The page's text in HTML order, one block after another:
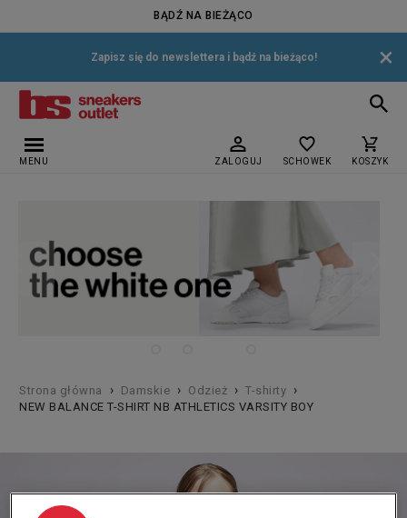
BĄDŹ NA BIEŻĄCO
Zapisz się do newslettera i bądź na bieżąco! ×
MENU ZALOGUJ SCHOWEK KOSZYK
Strona główna › Damskie › Odzież › T-shirty ›
NEW BALANCE T-SHIRT NB ATHLETICS VARSITY BOY